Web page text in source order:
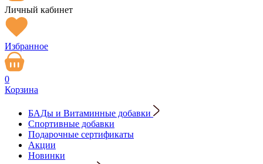
Личный кабинет
Избранное
0
Корзина
БАДы и Витаминные добавки
Спортивные добавки
Подарочные сертификаты
Акции
Новинки